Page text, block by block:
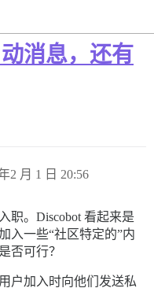
消息，还有
2 月 1 日 20:56
职。Discobot 看起来是
入一些“社区特定的”内
否可行？
户加入时向他们发送私